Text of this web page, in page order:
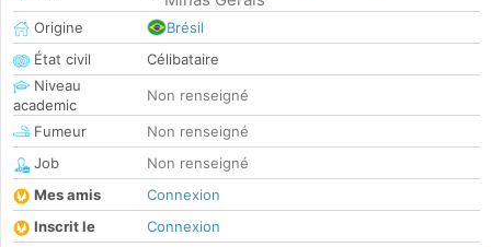
Origine
Brésil
État civil
Célibataire
Niveau
academic
Non renseigné
Fumeur
Non renseigné
Job
Non renseigné
Mes amis
Connexion
Inscrit le
Connexion